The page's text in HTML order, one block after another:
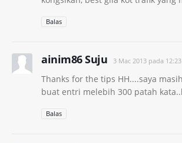
Balas
ainim86 Suju 3 Mac 2013 pada 12:23
Thanks for the tips HH....saya
buat entri melebih 300 patah
Balas